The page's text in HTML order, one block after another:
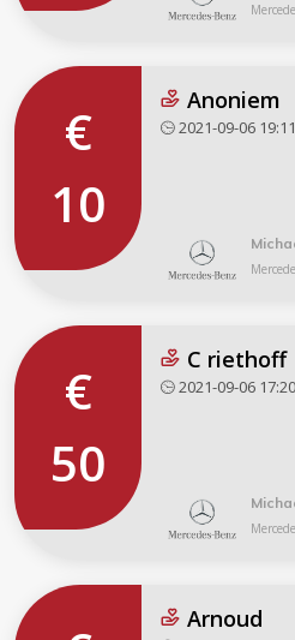
€
10
Anoniem
2021-09-06 19:11
€
50
C riethoff
2021-09-06 17:20
Arnoud